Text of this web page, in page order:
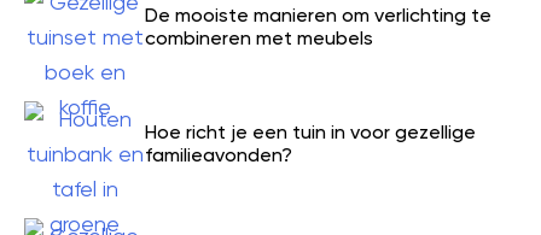
De mooiste manieren om verlichting te
combineren met meubels
Hoe richt je een tuin in voor gezellige
familieavonden?